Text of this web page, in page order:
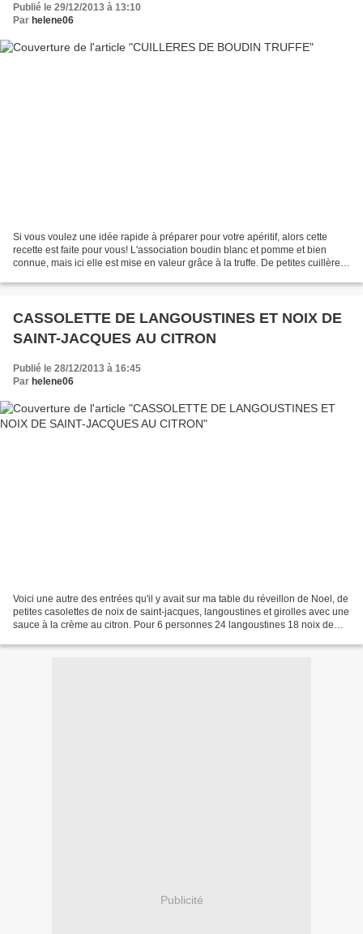
Publié le 29/12/2013 à 13:10
Par helene06
Si vous voulez une idée rapide à préparer pour votre apéritif, alors cette
recette est faite pour vous! L'association boudin blanc et pomme et bien
connue, mais ici elle est mise en valeur grâce à la truffe. De petites cuillères
CASSOLETTE DE LANGOUSTINES ET NOIX DE
SAINT-JACQUES AU CITRON
Publié le 28/12/2013 à 16:45
Par helene06
Voici une autre des entrées qu'il y avait sur ma table du réveillon de Noel, de
petites casolettes de noix de saint-jacques, langoustines et girolles avec une
sauce à la crème au citron. Pour 6 personnes 24 langoustines 18 noix de
Publicité